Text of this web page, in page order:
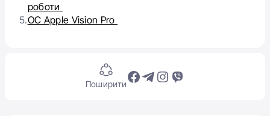
Поширити
роботи
5.ОС Apple Vision Pro